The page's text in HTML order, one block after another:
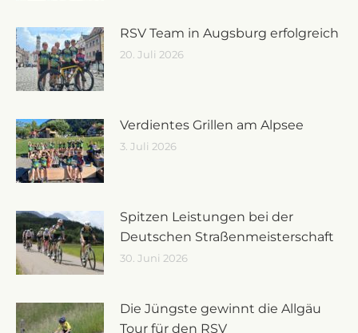
RSV Team in Augsburg erfolgreich
20. Juli 2026
Verdientes Grillen am Alpsee
3. Juli 2026
Spitzen Leistungen bei der
Deutschen Straßenmeisterschaft
30. Juni 2026
Die Jüngste gewinnt die Allgäu
Tour für den RSV